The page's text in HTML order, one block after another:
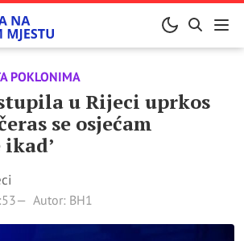
POKLONIMA
u Rijeci uprkos
se osjećam
Autor: BH1